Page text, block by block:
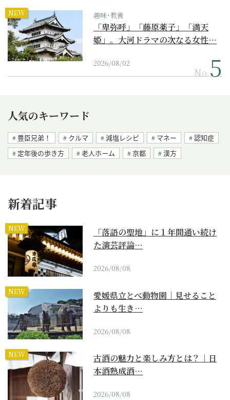
NEW 趣味･教養
「卑弥呼」「藤原薬子」「満天
姫」。大河ドラマの次なる女性…
2026/08/02
No.
人気のキーワード
豊臣兄弟！ クルマ 減塩レシピ マネー
認知症
定年後の歩き方
老人ホーム 京都 漢方
新着記事
NEW
「落語の聖地」に１年間通い続け
た演芸評論…
2026/08/08
NEW
愛媛県立とべ動物園｜見せること
よりも生き…
2026/08/08
NEW
古酒の魅力と楽しみ方とは？｜日
本酒熟成酒…
2026/08/08